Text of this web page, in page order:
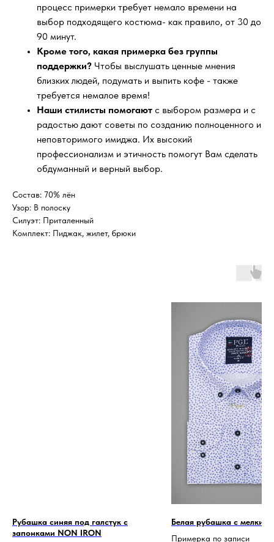
процесс примерки требует немало времени на
выбор подходящего костюма- как правило, от 30 до
90 минут.
Кроме того, какая примерка без группы
поддержки? Чтобы выслушать ценные мнения
близких людей, подумать и выпить кофе - также
требуется немалое время!
Наши стилисты помогают с выбором размера и с
радостью дают советы по созданию полноценного и
неповторимого имиджа. Их высокий
профессионализм и этичность помогут Вам сделать
обдуманный и верный выбор.
Состав: 70% лён
Узор: В полоску
Силуэт: Приталенный
Комплект: Пиджак, жилет, брюки
Рубашка синяя под галстук с
запонками NON IRON
Белая рубашка с мелким
Примерка по записи